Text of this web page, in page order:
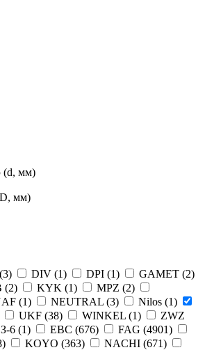
(d, мм)
мм)
3) DIV (1) DPI (1) GAMET (2)
(2) KYK (1) MPZ (2)
(1) NEUTRAL (3) Nilos (1)
UKF (38) WINKEL (1)
ZWZ
6 (1) EBC (676) FAG (4901)
) KOYO (363) NACHI (671)